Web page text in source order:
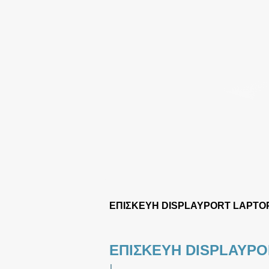
ΕΠΙΣΚΕΥΗ DISPLAYPORT
ΕΠΙΣΚΕΥΗ